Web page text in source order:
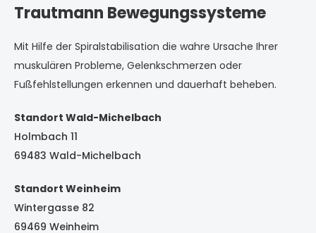
Trautmann Bewegungssysteme
Mit Hilfe der Spiralstabilisation die wahre Ursache Ihrer
muskulären Probleme, Gelenkschmerzen oder
Fußfehlstellungen erkennen und dauerhaft beheben.
Standort Wald-Michelbach
Holmbach 11
69483 Wald-Michelbach
Standort Weinheim
Wintergasse 82
69469 Weinheim